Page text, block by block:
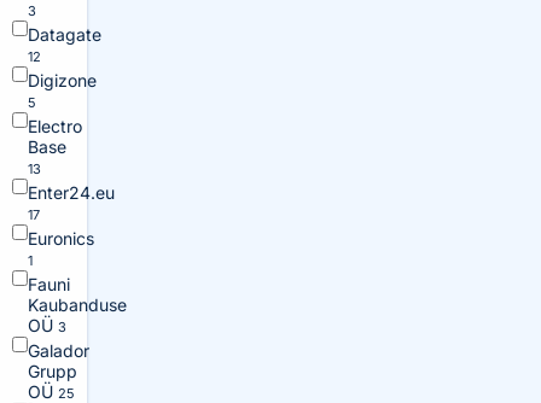
3
Datagate
12
Digizone
5
Electro
Base
13
Enter24.eu
17
Euronics
1
Fauni
Kaubanduse
OÜ 3
Galador
Grupp
OÜ 25